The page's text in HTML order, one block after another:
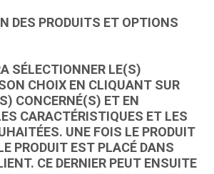
DES PRODUITS ET OPTIONS
SÉLECTIONNER LE(S)
CHOIX EN CLIQUANT SUR
CONCERNÉ(S) ET EN
CARACTÉRISTIQUES ET LES
UNE FOIS LE PRODUIT
PRODUIT EST PLACÉ DANS
CE DERNIER PEUT ENSUITE